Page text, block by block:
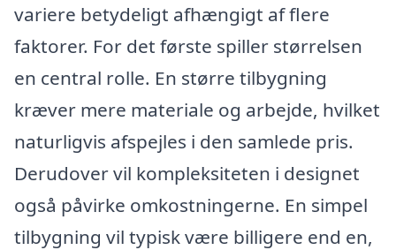
variere betydeligt afhængigt af flere
faktorer. For det første spiller størrelsen
en central rolle. En større tilbygning
kræver mere materiale og arbejde, hvilket
naturligvis afspejles i den samlede pris.
Derudover vil kompleksiteten i designet
også påvirke omkostningerne. En simpel
tilbygning vil typisk være billigere end en,